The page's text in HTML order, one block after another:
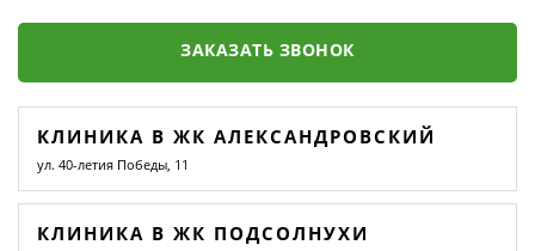
ЗАКАЗАТЬ ЗВОНОК
КЛИНИКА В ЖК АЛЕКСАНДРОВСКИЙ
ул. 40-летия Победы, 11
КЛИНИКА В ЖК ПОДСОЛНУХИ